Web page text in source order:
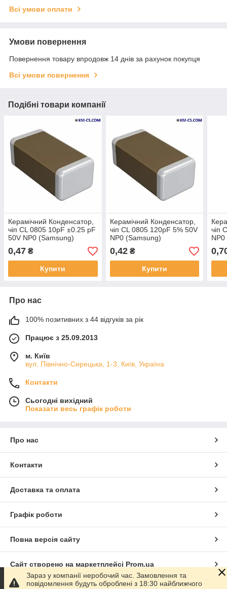
Всі умови оплати
Умови повернення
Повернення товару впродовж 14 днів за рахунок покупця
Всі умови повернення
Подібні товари компанії
Керамічний Конденсатор,
чіп CL 0805 10pF ±0.25 pF
50V NP0 (Samsung)
0,47 ₴
Купити
Керамічний Конденсатор,
чіп CL 0805 120pF 5% 50V
NP0 (Samsung)
0,42₴
Купити
чіп
Про нас
100% позитивних з 44 відгуків за рік
Працює з 25.09.2013
м. Київ
вул. Північно-Сирецька, 1-3, Київ, Україна
Контакти
Сьогодні вихідний
Показати весь графік роботи
Про нас
Контакти
Доставка та оплата
Графік роботи
Повна версія сайту
Сайт створено на маркетплейсі Prom.ua
Зараз у компанії неробочий час. Замовлення та
повідомлення будуть оброблені з 18:30 найближчого